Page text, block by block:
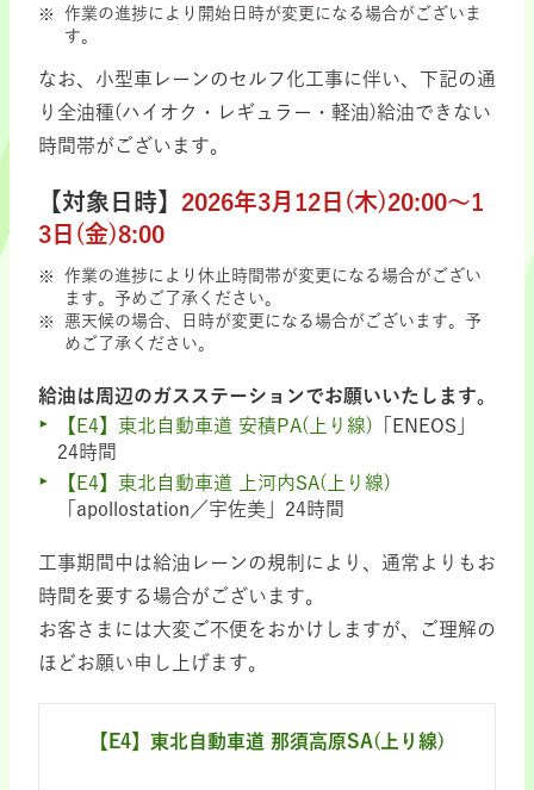
作業の進捗により開始日時が変更になる場合がございま
す。
なお、小型車レーンのセルフ化工事に伴い、下記の通
り全油種(ハイオク・レギュラー・軽油)給油できない
時間帯がございます。
【対象日時】 2026年3月12日(木)20:00～1
3日(金)8:00
作業の進捗により休止時間帯が変更になる場合がござい
ます。予めご了承ください。
悪天候の場合、日時が変更になる場合がございます。予
めご了承ください。
給油は周辺のガスステーションでお願いいたします。
【E4】東北自動車道 安積PA(上り線) 「ENEOS」
24時間
【E4】東北自動車道 上河内SA(上り線)
「apollostation／宇佐美」24時間
工事期間中は給油レーンの規制により、通常よりもお
時間を要する場合がございます。
お客さまには大変ご不便をおかけしますが、ご理解の
ほどお願い申し上げます。
【E4】東北自動車道 那須高原SA(上り線)